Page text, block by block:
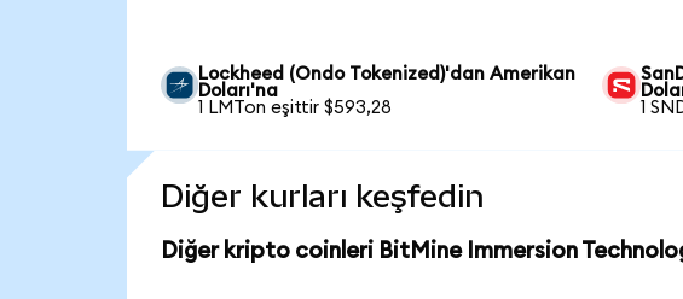
Lockheed (Ondo Tokenized)'dan Amerikan
Doları'na
1 LMTon eşittir $593,28
1
Diğer kurları keşfedin
Diğer kripto coinleri BitMine Immersion